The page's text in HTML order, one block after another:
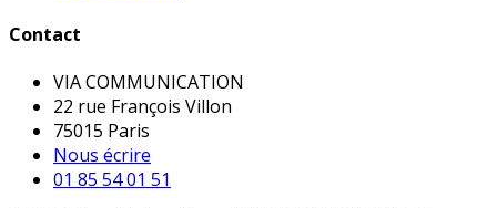
Contact
VIA COMMUNICATION
22 rue François Villon
75015 Paris
Nous écrire
01 85 54 01 51